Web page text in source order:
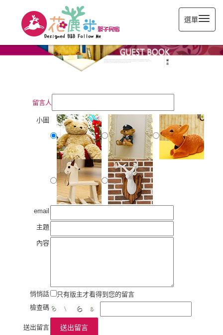
選單
留言人
小圖
email
主題
內容
悄悄話
只有版主才看得到您的留言
檢查碼
送出留言 送出留言